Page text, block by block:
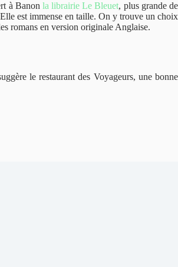
à Banon la librairie Le Bleuet, plus grande de
est immense en taille. On y trouve un choix
romans en version originale Anglaise.
le restaurant des Voyageurs, une bonne